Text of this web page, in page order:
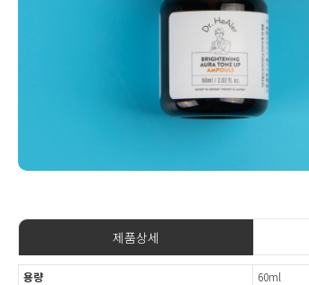
제품상세
용량
60ml